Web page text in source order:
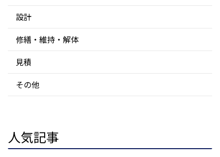
設計
修繕・維持・解体
見積
その他
人気記事